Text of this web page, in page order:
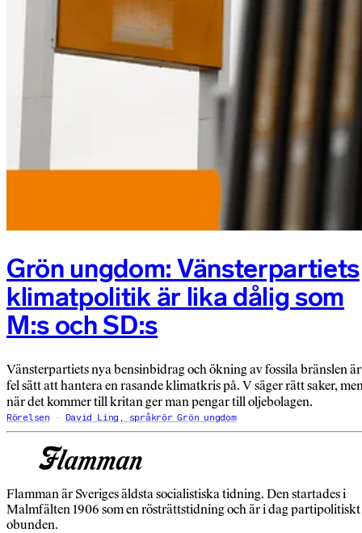
Grön ungdom: Vänsterpartiets
klimatpolitik är lika dålig som
M:s och SD:s
Vänsterpartiets nya bensin­bidrag och ökning av fossila bränslen är
fel sätt att hantera en rasande klimatkris på. V säger rätt saker,
när det kommer till kritan ger man pengar till oljebolagen.
Rörelsen David Ling, språkrör Grön ungdom
Flamman är Sveriges äldsta socialistiska tidning. Den startades i
Malmfälten 1906 som en rösträttstidning och är i dag partipolitiskt
obunden.